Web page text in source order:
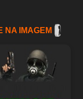
NA IMAGEM